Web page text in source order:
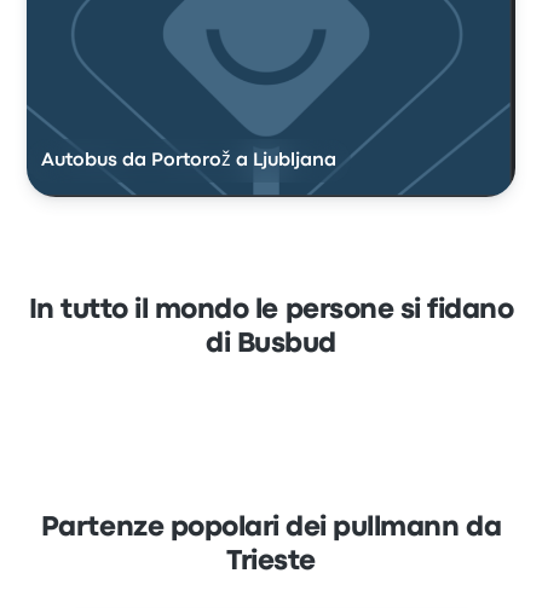
Autobus da Portorož a Ljubljana
In tutto il mondo le persone si fidano
di Busbud
Partenze popolari dei pullmann da
Trieste